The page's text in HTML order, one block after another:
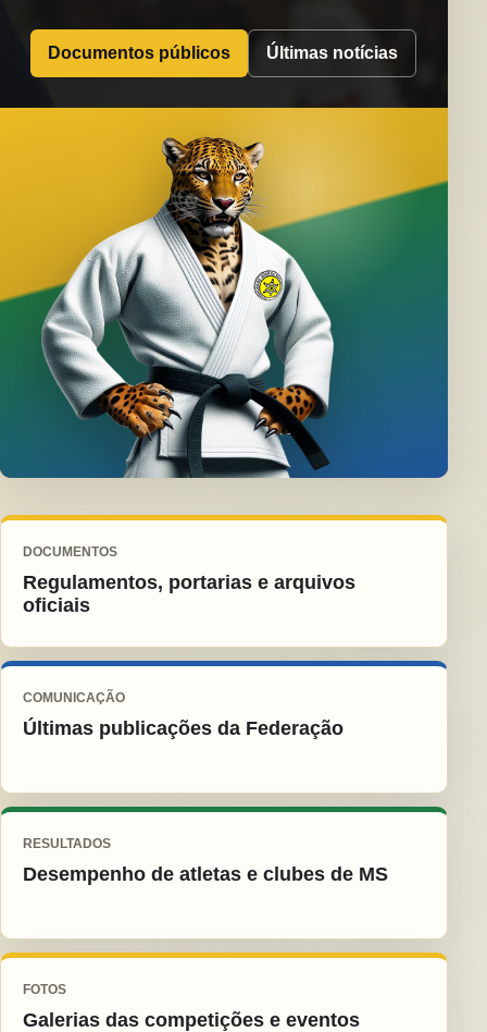
Documentos públicos Últimas notícias
DOCUMENTOS
Regulamentos, portarias e arquivos
oficiais
COMUNICAÇÃO
Últimas publicações da Federação
RESULTADOS
Desempenho de atletas e clubes de MS
FOTOS
Galerias das competições e eventos